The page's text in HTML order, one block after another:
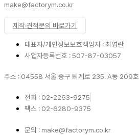
make@factorym.co.kr
제작·견적문의 바로가기
대표자/개인정보보호책임자 : 최영란
사업자등록번호 : 507-87-03057
주소 : 04558 서울 중구 퇴계로 235. A동 209호
전화 : 02-2263-9275
팩스 : 02-6280-9375
문의 : make@factorym.co.kr